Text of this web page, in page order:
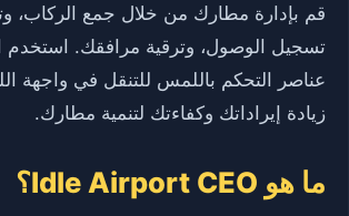
قم بإدارة مطارك من خلال جمع الركاب،
تسجيل الوصول، وترقية مرافقك. استخدم
عناصر التحكم باللمس للتنقل في واجهة
زيادة إيراداتك وكفاءتك لتنمية مطارك.
ما هو Idle Airport CEO؟